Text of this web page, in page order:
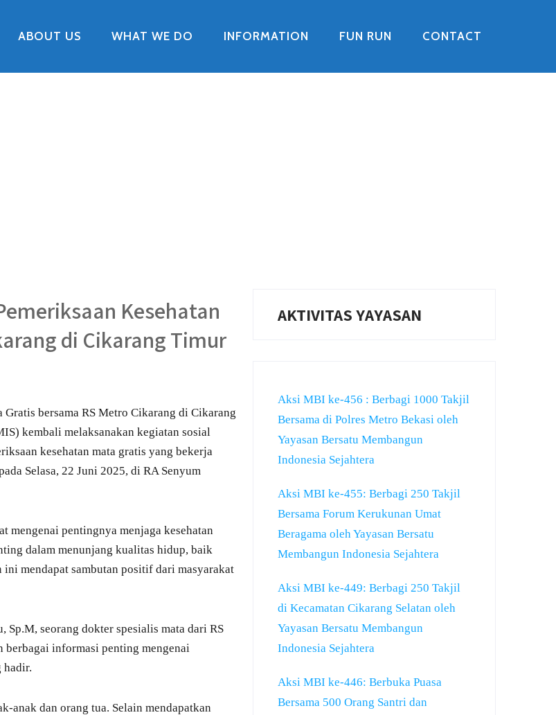
ABOUT US WHAT WE DO INFORMATION FUN RUN CONTACT
Kesehatan
di Cikarang Timur
bersama RS Metro Cikarang di Cikarang
kembali melaksanakan kegiatan sosial
kesehatan mata gratis yang bekerja
Selasa, 22 Juni 2025, di RA Senyum
mengenai pentingnya menjaga kesehatan
dalam menunjang kualitas hidup, baik
mendapat sambutan positif dari masyarakat
Sp.M, seorang dokter spesialis mata dari RS
berbagai informasi penting mengenai
hadir.
anak dan orang tua. Selain mendapatkan
AKTIVITAS YAYASAN
Aksi MBI ke-456 : Berbagi 1000 Takjil
Bersama di Polres Metro Bekasi oleh
Yayasan Bersatu Membangun
Indonesia Sejahtera
Aksi MBI ke-455: Berbagi 250 Takjil
Bersama Forum Kerukunan Umat
Beragama oleh Yayasan Bersatu
Membangun Indonesia Sejahtera
Aksi MBI ke-449: Berbagi 250 Takjil
di Kecamatan Cikarang Selatan oleh
Yayasan Bersatu Membangun
Indonesia Sejahtera
Aksi MBI ke-446: Berbuka Puasa
Bersama 500 Orang Santri dan